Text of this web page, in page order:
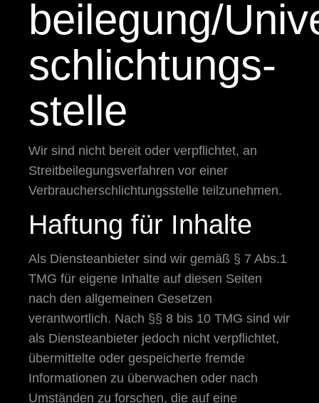
beilegung/
schlichtungs­
stelle
Wir sind nicht bereit oder verpflichtet, an
Streitbeilegungsverfahren vor einer
Verbraucherschlichtungsstelle teilzunehmen.
Haftung für Inhalte
Als Diensteanbieter sind wir gemäß § 7 Abs.1
TMG für eigene Inhalte auf diesen Seiten
nach den allgemeinen Gesetzen
verantwortlich. Nach §§ 8 bis 10 TMG sind wir
als Diensteanbieter jedoch nicht verpflichtet,
übermittelte oder gespeicherte fremde
Informationen zu überwachen oder nach
Umständen zu forschen, die auf eine